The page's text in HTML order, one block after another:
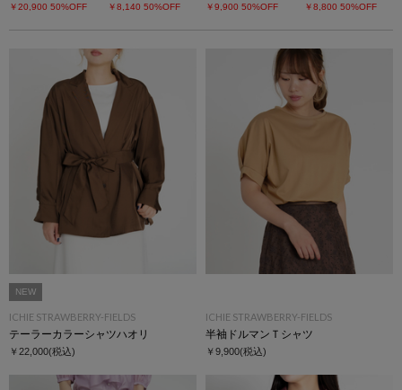
￥20,900 50%OFF
￥8,140 50%OFF
￥9,900 50%OFF
￥8,800 50%OFF
NEW
ICHIE STRAWBERRY-FIELDS
テーラーカラーシャツハオリ
￥22,000(税込)
ICHIE STRAWBERRY-FIELDS
半袖ドルマンＴシャツ
￥9,900(税込)